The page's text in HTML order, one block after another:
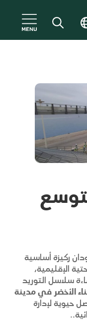
ركيزة أساسية
الإقليمية،
سلاسل التوريد
الأخضر في مدينة
حيوية لإدارة
.